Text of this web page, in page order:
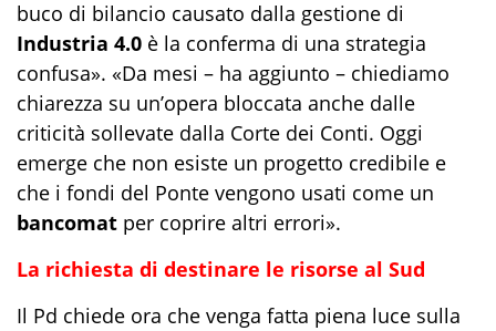
buco di bilancio causato dalla gestione di
Industria 4.0 è la conferma di una strategia
confusa». «Da mesi – ha aggiunto – chiediamo
chiarezza su un’opera bloccata anche dalle
criticità sollevate dalla Corte dei Conti. Oggi
emerge che non esiste un progetto credibile e
che i fondi del Ponte vengono usati come un
bancomat per coprire altri errori».
La richiesta di destinare le risorse al Sud
Il Pd chiede ora che venga fatta piena luce sulla